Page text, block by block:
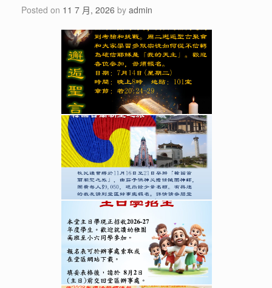
Posted on 11 7 月, 2026 by admin